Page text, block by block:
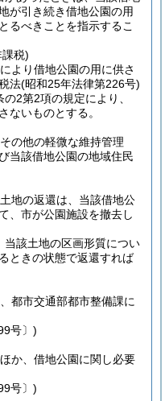
が引き続き借地公園の用
るべきことを指示するこ
税)
より借地公園の用に供さ
法(昭和25年法律第226号)
2第2項の規定により、
ないものとする。
の他の軽微な維持管理
当該借地公園の地域住民
地の返還は、当該借地公
、市が公園施設を撤去し
該土地の区画形質につい
ときの状態で返還すれば
都市交通部都市整備課に
号〕)
か、借地公園に関し必要
号〕)